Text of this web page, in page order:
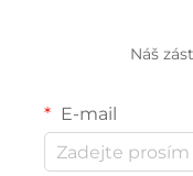
Náš
E-mail